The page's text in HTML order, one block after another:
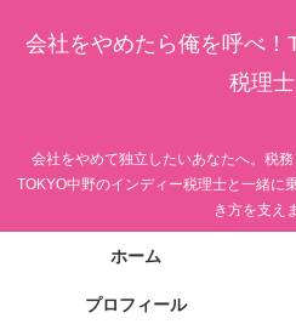
会社をやめたら俺を呼べ
税理士
会社をやめて独立したいあなたへ。税
TOKYO中野のインディー税理士と一緒に
き方を支え
ホーム
プロフィール